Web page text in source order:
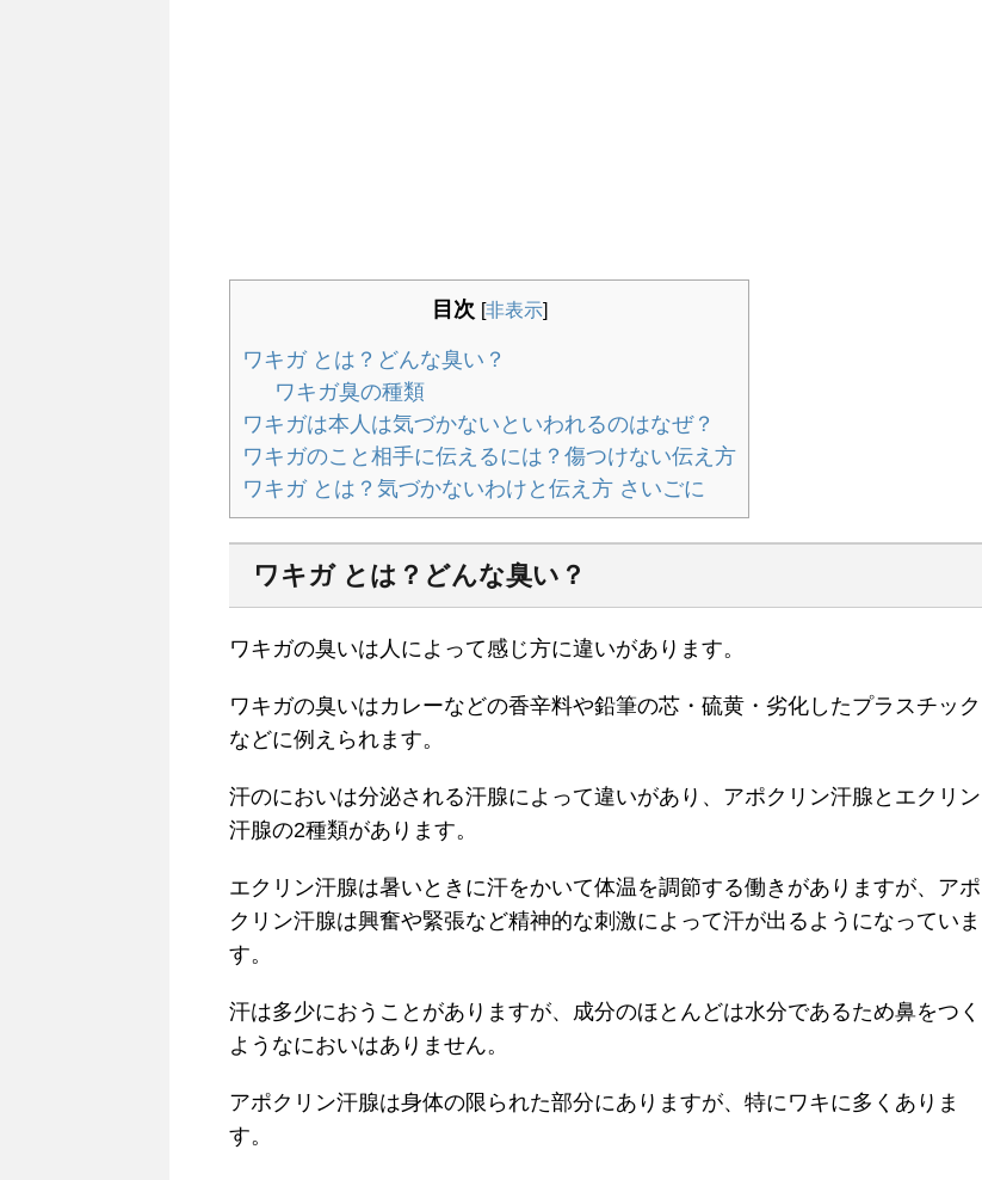
目次 [非表示]
ワキガ とは？どんな臭い？
ワキガ臭の種類
ワキガは本人は気づかないといわれるのはなぜ？
ワキガのこと相手に伝えるには？傷つけない伝え方
ワキガ とは？気づかないわけと伝え方 さいごに
ワキガ とは？どんな臭い？
ワキガの臭いは人によって感じ方に違いがあります。
ワキガの臭いはカレーなどの香辛料や鉛筆の芯・硫黄・劣化したプラスチック
などに例えられます。
汗のにおいは分泌される汗腺によって違いがあり、アポクリン汗腺とエクリン
汗腺の2種類があります。
エクリン汗腺は暑いときに汗をかいて体温を調節する働きがありますが、アポ
クリン汗腺は興奮や緊張など精神的な刺激によって汗が出るようになっていま
す。
汗は多少におうことがありますが、成分のほとんどは水分であるため鼻をつく
ようなにおいはありません。
アポクリン汗腺は身体の限られた部分にありますが、特にワキに多くありま
す。